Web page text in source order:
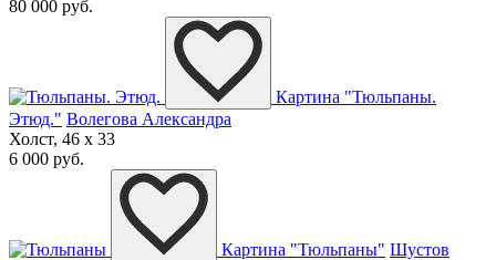
80 000 руб.
Картина "Тюльпаны.
Этюд." Волегова Александра
Холст, 46 x 33
6 000 руб.
Картина "Тюльпаны" Шустов